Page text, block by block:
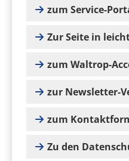
zum Service-
Zur Seite in
zum Waltrop-
zur Newsletter-
zum
Zu den